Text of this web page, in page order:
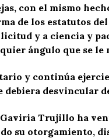
con el mismo
de los estatutos
y a ciencia y
ángulo que se le
y continúa
debiera desvincular
Gaviria Trujillo ha
su otorgamiento,